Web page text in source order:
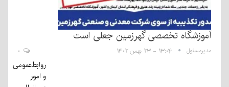
آموزشگاه تخصصی گهرزمین جعلی است
مدیرمسئول ۱۳:۰۴ - ۲۳ بهمن ۱۴۰۲
روابط‌عمومی
و امور